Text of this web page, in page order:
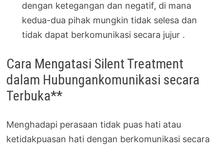
dengan ketegangan dan negatif, di mana
kedua-dua pihak mungkin tidak selesa dan
tidak dapat berkomunikasi secara jujur .
Cara Mengatasi Silent Treatment
dalam Hubungankomunikasi secara
Terbuka**
Menghadapi perasaan tidak puas hati atau
ketidakpuasan hati dengan berkomunikasi secara